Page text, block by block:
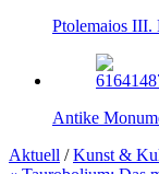
Ptolemaios III.
Antike
Aktuell /Kunst &